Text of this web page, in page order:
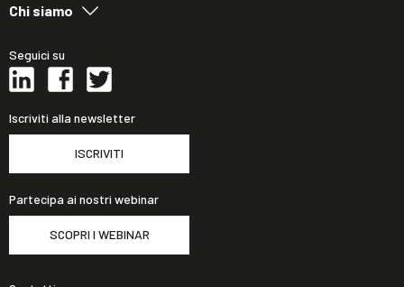
Chi siamo
Seguici su
Iscriviti alla newsletter
ISCRIVITI
Partecipa ai nostri webinar
SCOPRI I WEBINAR